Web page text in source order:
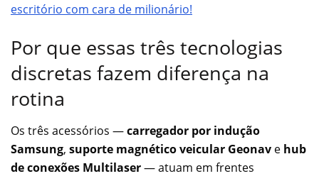
escritório com cara de milionário!
Por que essas três tecnologias
discretas fazem diferença na
rotina
Os três acessórios —carregador por indução
Samsung, suporte magnético veicular Geonav e hub
de conexões Multilaser— atuam em frentes